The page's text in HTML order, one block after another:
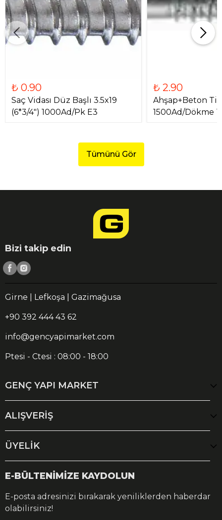
₺ 0.90
Saç Vidası Düz Başlı 3.5x19
(6*3/4") 1000Ad/Pk E3
₺ 2.90
Ahşap+Beton
1500Ad/Dökme
Tümünü Gör
Bizi takip edin
Girne | Lefkoşa | Gazimağusa
+90 392 444 43 62
info@gencyapimarket.com
Ptesi - Ctesi : 08:00 - 18:00
GENÇ YAPI MARKET
ALIŞVERİŞ
ÜYELİK
E-BÜLTENİMİZE KAYDOLUN
E-posta adresinizi bırakarak yeniliklerden haberdar
olabilirsiniz!